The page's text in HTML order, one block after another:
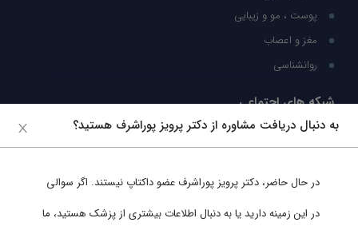
پوست ، مو و زیبایی
مغز و اعصاب
روانشناسی
شبکه های اجتماعی
ما را در شبکه های اجتماعی دنبال کنید
به دنبال دریافت مشاوره از دکتر پرویز پوراشرف هستید؟
در حال حاضر، دکتر پرویز پوراشرفعضو داکتاپ نیستند. اگر سوالی
در این زمینه دارید یا به دنبال اطلاعات بیشتری از پزشک هستید، ما